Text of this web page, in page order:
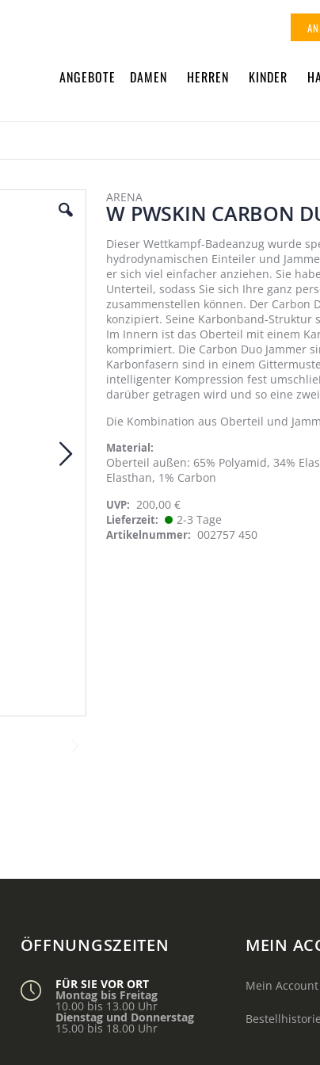
ANGEBOTE DAMEN HERREN KINDER
ARENA
W PWSKIN CARBON
Dieser Wettkampf-Badeanzug wurde
hydrodynamischen Einteiler und
er sich viel einfacher anziehen. Sie
Unterteil, sodass Sie sich Ihre ganz
zusammenstellen können. Der Carbon
konzipiert. Seine Karbonband-Struktur
Im Innern ist das Oberteil mit einem
komprimiert. Die Carbon Duo Jammer
Karbonfasern sind in einem
intelligenter Kompression fest
darüber getragen wird und so eine
Die Kombination aus Oberteil und
Material
Oberteil außen: 65% Polyamid, 34%
Elasthan, 1% Carbon
UVP: 200,00 €
Lieferzeit 2-3 Tage
Artikelnummer 002757 450
ÖFFNUNGSZEITEN
FÜR SIE VOR ORT
Montag bis Freitag
10.00 bis 13.00 Uhr
Dienstag und Donnerstag
15.00 bis 18.00 Uhr
MEIN
Mein Account
Bestellhistorie